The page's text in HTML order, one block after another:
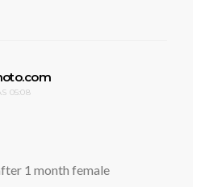
05:08
1 month female